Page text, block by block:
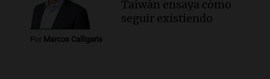
ley de propiedad privada
Informados al regreso
Episodios
Por Marcos Calligaris
Taiwán ensaya cómo
seguir existiendo